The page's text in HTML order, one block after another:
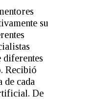
su
Recibió
cada
De